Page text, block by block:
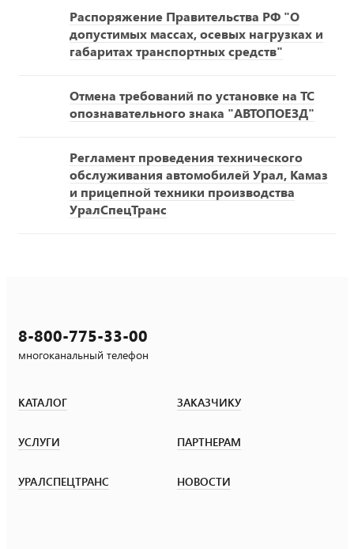
Распоряжение Правительства РФ "О
допустимых массах, осевых нагрузках и
габаритах транспортных средств"
Отмена требований по установке на ТС
опознавательного знака "АВТОПОЕЗД"
Регламент проведения технического
обслуживания автомобилей Урал, Камаз
и прицепной техники производства
УралСпецТранс
8-800-775-33-00
многоканальный телефон
КАТАЛОГ ЗАКАЗЧИКУ
УСЛУГИ ПАРТНЕРАМ
УРАЛСПЕЦТРАНС НОВОСТИ